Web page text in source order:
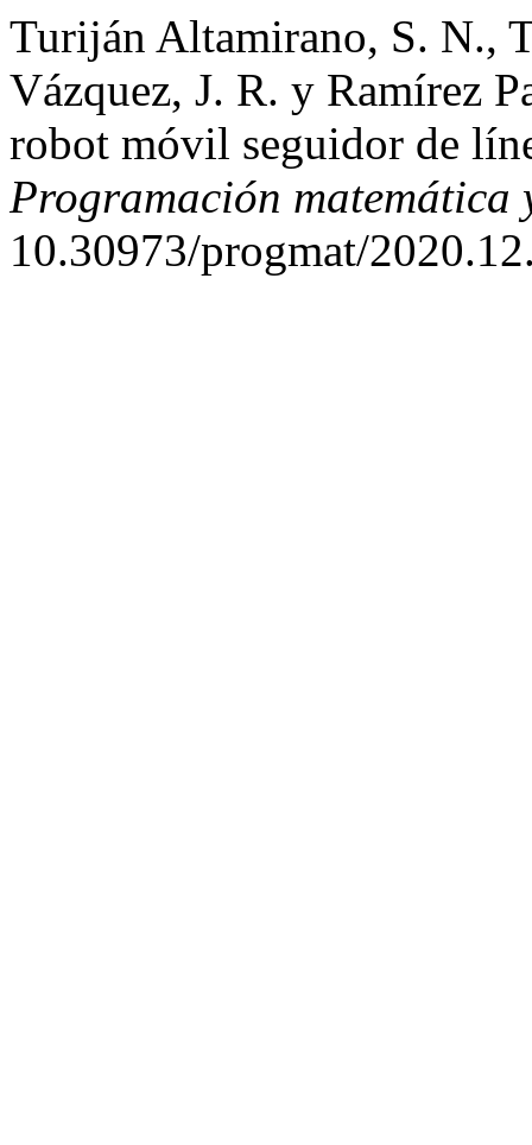
Turiján Altamirano, S. N.,
Vázquez, J. R. y Ramírez
robot móvil seguidor de
Programación matemática
10.30973/progmat/